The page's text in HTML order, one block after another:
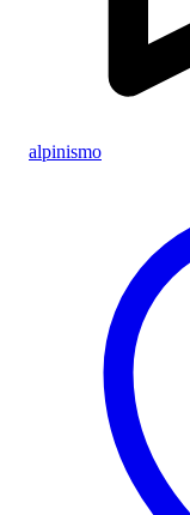
alpinismo